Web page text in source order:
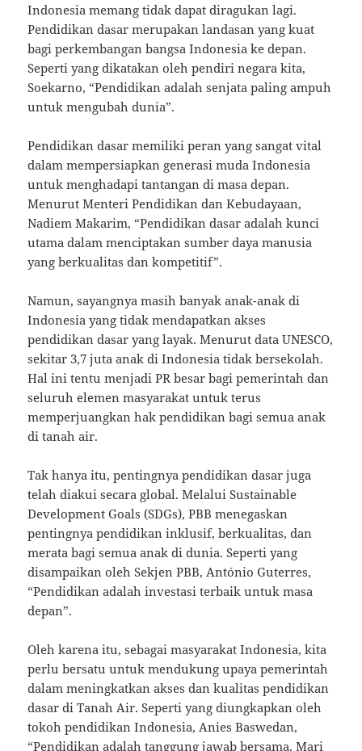
Indonesia memang tidak dapat diragukan lagi.
Pendidikan dasar merupakan landasan yang kuat
bagi perkembangan bangsa Indonesia ke depan.
Seperti yang dikatakan oleh pendiri negara kita,
Soekarno, “Pendidikan adalah senjata paling ampuh
untuk mengubah dunia”.
Pendidikan dasar memiliki peran yang sangat vital
dalam mempersiapkan generasi muda Indonesia
untuk menghadapi tantangan di masa depan.
Menurut Menteri Pendidikan dan Kebudayaan,
Nadiem Makarim, “Pendidikan dasar adalah kunci
utama dalam menciptakan sumber daya manusia
yang berkualitas dan kompetitif”.
Namun, sayangnya masih banyak anak-anak di
Indonesia yang tidak mendapatkan akses
pendidikan dasar yang layak. Menurut data UNESCO,
sekitar 3,7 juta anak di Indonesia tidak bersekolah.
Hal ini tentu menjadi PR besar bagi pemerintah dan
seluruh elemen masyarakat untuk terus
memperjuangkan hak pendidikan bagi semua anak
di tanah air.
Tak hanya itu, pentingnya pendidikan dasar juga
telah diakui secara global. Melalui Sustainable
Development Goals (SDGs), PBB menegaskan
pentingnya pendidikan inklusif, berkualitas, dan
merata bagi semua anak di dunia. Seperti yang
disampaikan oleh Sekjen PBB, António Guterres,
“Pendidikan adalah investasi terbaik untuk masa
depan”.
Oleh karena itu, sebagai masyarakat Indonesia, kita
perlu bersatu untuk mendukung upaya pemerintah
dalam meningkatkan akses dan kualitas pendidikan
dasar di Tanah Air. Seperti yang diungkapkan oleh
tokoh pendidikan Indonesia, Anies Baswedan,
“Pendidikan adalah tanggung jawab bersama. Mari